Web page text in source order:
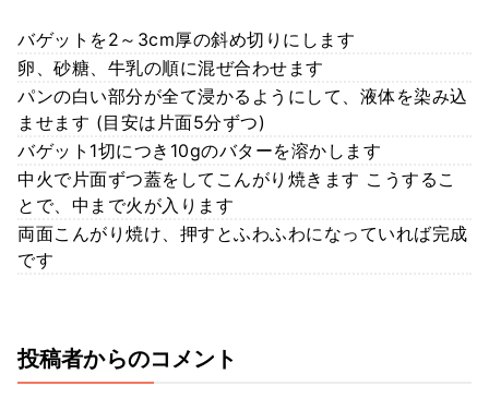
バゲットを2～3cm厚の斜め切りにします
卵、砂糖、牛乳の順に混ぜ合わせます
パンの白い部分が全て浸かるようにして、液体を染み込
ませます (目安は片面5分ずつ)
バゲット1切につき10gのバターを溶かします
中火で片面ずつ蓋をしてこんがり焼きます こうするこ
とで、中まで火が入ります
両面こんがり焼け、押すとふわふわになっていれば完成
です
投稿者からのコメント